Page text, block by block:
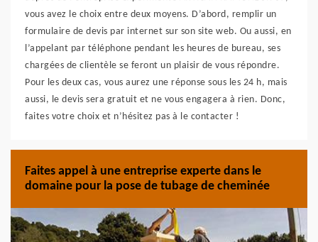
vous avez le choix entre deux moyens. D’abord, remplir un
formulaire de devis par internet sur son site web. Ou aussi, en
l’appelant par téléphone pendant les heures de bureau, ses
chargées de clientèle se feront un plaisir de vous répondre.
Pour les deux cas, vous aurez une réponse sous les 24 h, mais
aussi, le devis sera gratuit et ne vous engagera à rien. Donc,
faites votre choix et n’hésitez pas à le contacter !
Faites appel à une entreprise experte dans le
domaine pour la pose de tubage de cheminée